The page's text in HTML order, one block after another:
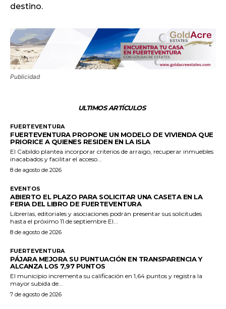
destino.
Publicidad
ULTIMOS ARTÍCULOS
FUERTEVENTURA
FUERTEVENTURA PROPONE UN MODELO DE VIVIENDA QUE
PRIORICE A QUIENES RESIDEN EN LA ISLA
El Cabildo plantea incorporar criterios de arraigo, recuperar inmuebles
inacabados y facilitar el acceso...
8 de agosto de 2026
EVENTOS
ABIERTO EL PLAZO PARA SOLICITAR UNA CASETA EN LA
FERIA DEL LIBRO DE FUERTEVENTURA
Librerías, editoriales y asociaciones podrán presentar sus solicitudes
hasta el próximo 11 de septiembre El...
8 de agosto de 2026
FUERTEVENTURA
PÁJARA MEJORA SU PUNTUACIÓN EN TRANSPARENCIA Y
ALCANZA LOS 7,97 PUNTOS
El municipio incrementa su calificación en 1,64 puntos y registra la
mayor subida de...
7 de agosto de 2026